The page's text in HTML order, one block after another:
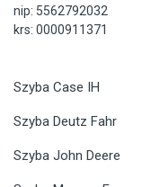
nip: 5562792032
krs: 0000911371
Szyba Case IH
Szyba Deutz Fahr
Szyba John Deere